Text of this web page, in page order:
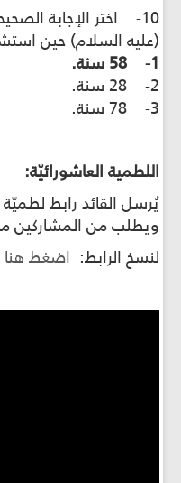
10- اختر الإجابة
(عليه السلام) حين
1- 58 سنة.
2- 28 سنة.
3- 78 سنة.
اللطمية العاشورائيّة:
يُرسل القائد رابط
ويطلب من المشاركين
لنسخ الرابط: اضغط هنا